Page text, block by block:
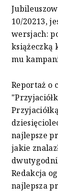
10/20213,
wersjach:
książeczką
mu
Reportaż o
najlepsze
jakie
Redakcja
najlepsza